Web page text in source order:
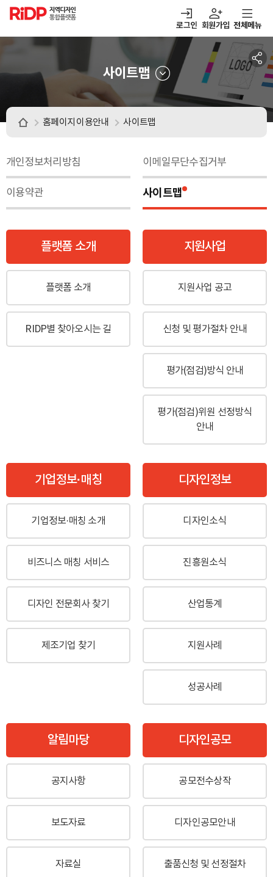
RiDP 지역디자인
통합플랫폼
로그인 회원가입
열기 알림마당
열기 아이디어뱅크
전체메뉴
사이트맵
홈페이지 이용안내 사이트맵
개인정보처리방침 이메일무단수집거부
이용약관 사이트맵
플랫폼 소개
플랫폼 소개
RIDP별 찾아오시는 길
지원사업
지원사업 공고
신청 및 평가절차 안내
평가(점검)방식 안내
평가(점검)위원 선정방식
안내
기업정보·매칭
기업정보·매칭 소개
비즈니스 매칭 서비스
디자인 전문회사 찾기
제조기업 찾기
디자인정보
디자인소식
진흥원소식
산업통계
지원사례
성공사례
알림마당
공지사항
보도자료
자료실
디자인공모
공모전수상작
디자인공모안내
출품신청 및 선정절차